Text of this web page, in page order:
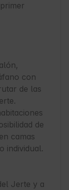
con
de las
de
camas
individual.
Jerte y a